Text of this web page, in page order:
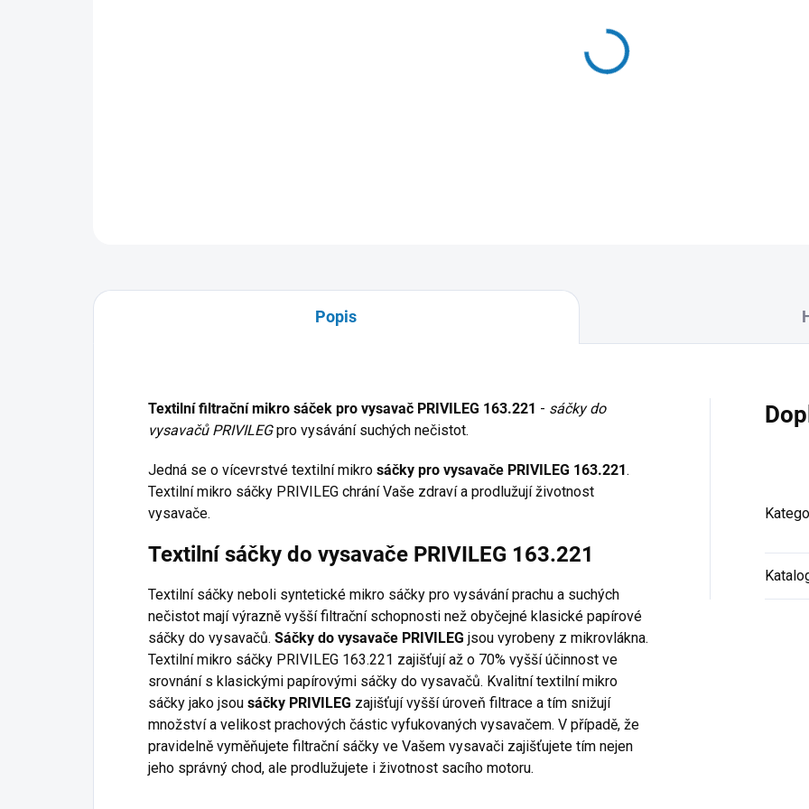
Popis
Textilní filtrační mikro sáček pro vysavač PRIVILEG 163.221 - sáčky do
vysavačů PRIVILEGpro vysávání suchých nečistot.
Jedná se o vícevrstvé textilní mikro sáčky pro vysavače PRIVILEG 163.221.
Textilní mikro sáčky PRIVILEG chrání Vaše zdraví a prodlužují životnost
vysavače.
Textilní sáčky do vysavače PRIVILEG 163.221
Textilní sáčky neboli syntetické mikro sáčky pro vysávání prachu a suchých
nečistot mají výrazně vyšší filtrační schopnosti než obyčejné klasické papírové
sáčky do vysavačů. Sáčky do vysavače PRIVILEG jsou vyrobeny z mikrovlákna.
Textilní mikro sáčky PRIVILEG 163.221 zajišťují až o 70% vyšší účinnost ve
srovnání s klasickými papírovými sáčky do vysavačů. Kvalitní textilní mikro
sáčky jako jsou sáčky PRIVILEG zajišťují vyšší úroveň filtrace a tím snižují
množství a velikost prachových částic vyfukovaných vysavačem. V případě, že
pravidelně vyměňujete filtrační sáčky ve Vašem vysavači zajišťujete tím nejen
jeho správný chod, ale prodlužujete i životnost sacího motoru.